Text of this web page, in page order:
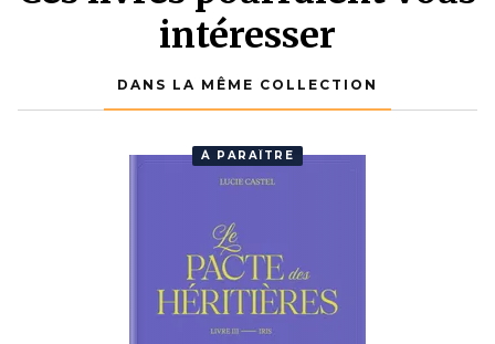
intéresser
DANS LA MÊME COLLECTION
À PARAÎTRE